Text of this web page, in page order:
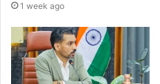
1 week ago